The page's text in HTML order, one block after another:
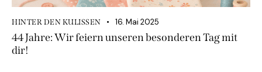
HINTER DEN KULISSEN 16. Mai 2025
44 Jahre: Wir feiern unseren besonderen Tag mit
dir!